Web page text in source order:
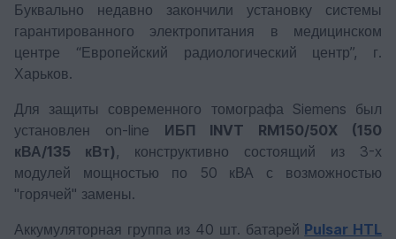
Буквально недавно закончили установку системы
гарантированного электропитания в медицинском
центре “Европейский радиологический центр”, г.
Харьков.
Для защиты современного томографа Siemens был
установлен on-line ИБП INVT RM150/50X (150
кВА/135 кВт) , конструктивно состоящий из 3-х
модулей мощностью по 50 кВА с возможностью
"горячей" замены.
Аккумуляторная группа из 40 шт. батарей Pulsar HTL